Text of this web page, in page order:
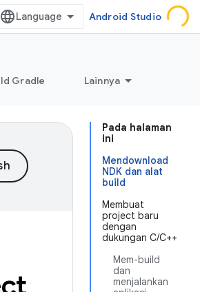
Android Studio
Gradle Lainnya
Pada halaman
ini
Mendownload
NDK dan alat
build
Membuat
project baru
dengan
dukungan C/C++
Mem-build
dan
menjalankan